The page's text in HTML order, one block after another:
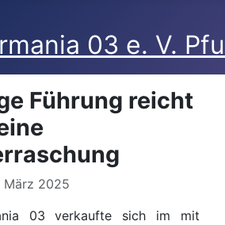
Führung reicht
März 2025
03 verkaufte sich im mit